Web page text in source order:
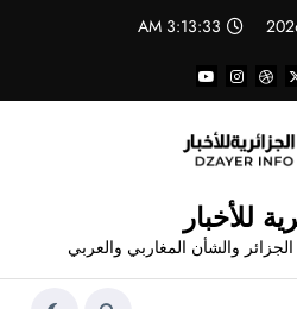
3:13:33 AM
للأخبار
والشأن المغاربي والعربي